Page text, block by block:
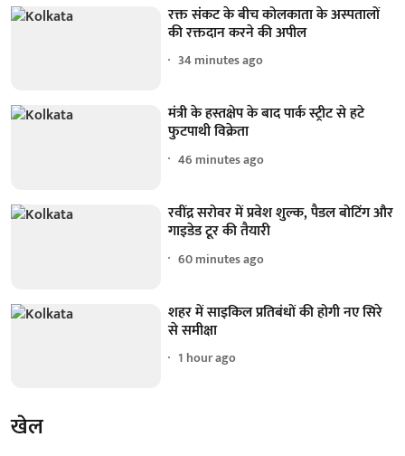
रक्त संकट के बीच कोलकाता के अस्पतालों
की रक्तदान करने की अपील
34 minutes ago
मंत्री के हस्तक्षेप के बाद पार्क स्ट्रीट से हटे
फुटपाथी विक्रेता
46 minutes ago
रवींद्र सरोवर में प्रवेश शुल्क, पैडल बोटिंग और
गाइडेड टूर की तैयारी
60 minutes ago
शहर में साइकिल प्रतिबंधों की होगी नए सिरे
से समीक्षा
1 hour ago
खेल